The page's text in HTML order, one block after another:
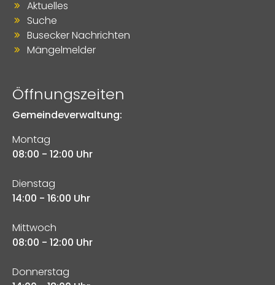
Aktuelles
Suche
Busecker Nachrichten
Mängelmelder
Öffnungszeiten
Gemeindeverwaltung:
Montag
08:00 - 12:00 Uhr
Dienstag
14:00 - 16:00 Uhr
Mittwoch
08:00 - 12:00 Uhr
Donnerstag